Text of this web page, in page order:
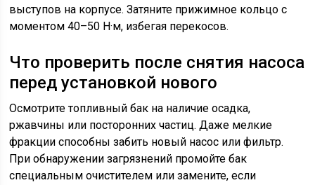
выступов на корпусе. Затяните прижимное кольцо с
моментом 40–50 Н·м, избегая перекосов.
Что проверить после снятия насоса
перед установкой нового
Осмотрите топливный бак на наличие осадка,
ржавчины или посторонних частиц. Даже мелкие
фракции способны забить новый насос или фильтр.
При обнаружении загрязнений промойте бак
специальным очистителем или замените, если